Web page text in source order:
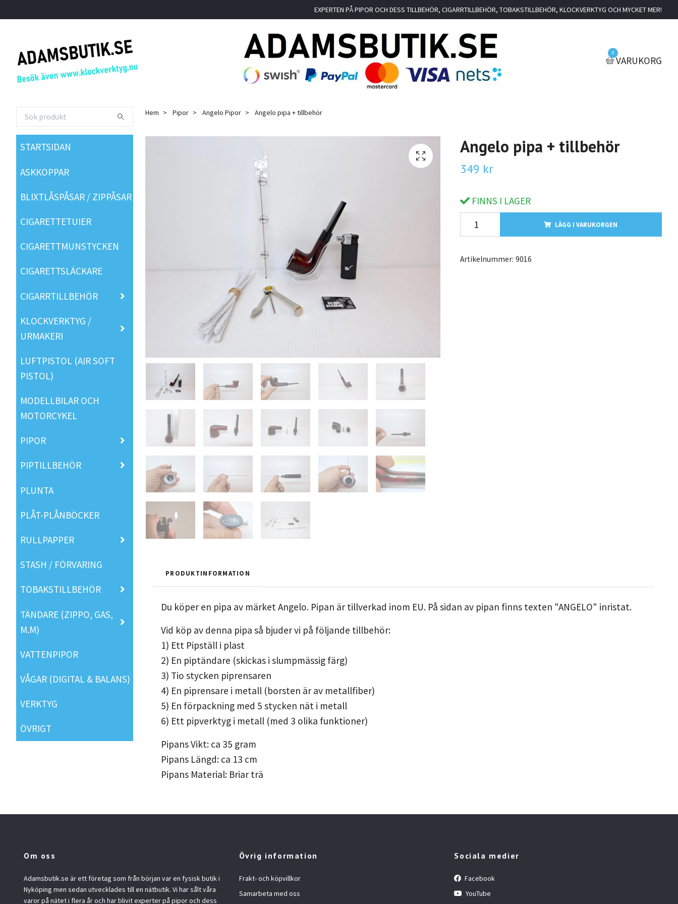
EXPERTEN PÅ PIPOR OCH DESS TILLBEHÖR, CIGARRTILLBEHÖR, TOBAKSTILLBEHÖR, KLOCKVERKTYG OCH MYCKET MER!
0
VARUKORG
STARTSIDAN
ASKKOPPAR
BLIXTLÅSPÅSAR / ZIPPÅSAR
CIGARETTETUIER
CIGARETTMUNSTYCKEN
CIGARETTSLÄCKARE
CIGARRTILLBEHÖR
KLOCKVERKTYG /
URMAKERI
LUFTPISTOL (AIR SOFT
PISTOL)
MODELLBILAR OCH
MOTORCYKEL
PIPOR
PIPTILLBEHÖR
PLUNTA
PLÅT-PLÅNBÖCKER
RULLPAPPER
STASH / FÖRVARING
TOBAKSTILLBEHÖR
TÄNDARE (ZIPPO, GAS,
M.M)
VATTENPIPOR
VÅGAR (DIGITAL & BALANS)
VERKTYG
ÖVRIGT
Hem Pipor Angelo Pipor Angelo pipa + tillbehör
Angelo pipa + tillbehör
349 kr
FINNS I LAGER
LÄGG I VARUKORGEN
Artikelnummer: 9016
PRODUKTINFORMATION
Du köper en pipa av märket Angelo. Pipan är tillverkad inom EU. På sidan av pipan finns texten "ANGELO" inristat.
Vid köp av denna pipa så bjuder vi på följande tillbehör:
1) Ett Pipställ i plast
2) En piptändare (skickas i slumpmässig färg)
3) Tio stycken piprensaren
4) En piprensare i metall (borsten är av metallfiber)
5) En förpackning med 5 stycken nät i metall
6) Ett pipverktyg i metall (med 3 olika funktioner)
Pipans Vikt: ca 35 gram
Pipans Längd: ca 13 cm
Pipans Material: Briar trä
Om oss
Adamsbutik.se är ett företag som från början var en fysisk butik i
Nyköping men sedan utvecklades till en nätbutik. Vi har sålt våra
varor på nätet i flera år och har blivit experter på pipor och dess
Övrig information
Frakt- och köpvillkor
Samarbeta med oss
Sociala medier
Facebook
YouTube